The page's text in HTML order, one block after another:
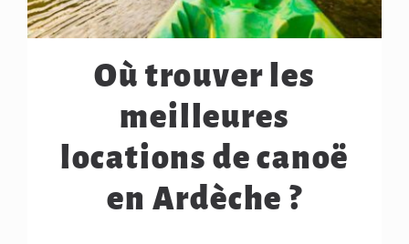
Où trouver les
meilleures
locations de canoë
en Ardèche ?